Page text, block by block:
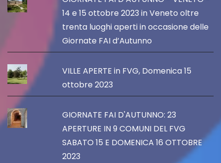
14 e 15 ottobre 2023 in Veneto oltre
trenta luoghi aperti in occasione delle
Giornate FAI d’Autunno
VILLE APERTE in FVG, Domenica 15
ottobre 2023
GIORNATE FAI D'AUTUNNO: 23
APERTURE IN 9 COMUNI DEL FVG
SABATO 15 E DOMENICA 16 OTTOBRE
2023